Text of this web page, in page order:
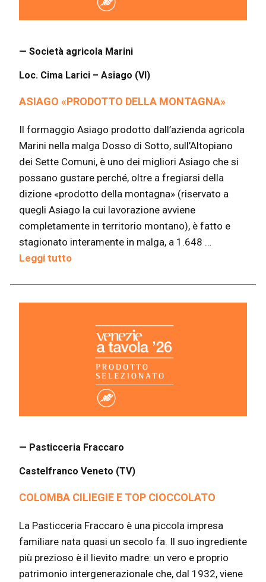
— Società agricola Marini
Loc. Cima Larici – Asiago (VI)
ASIAGO «PRODOTTO DELLA MONTAGNA»
Il formaggio Asiago prodotto dall’azienda agricola
Marini nella malga Dosso di Sotto, sull’Altopiano
dei Sette Comuni, è uno dei migliori Asiago che si
possano gustare perché, oltre a fregiarsi della
dizione «prodotto della montagna» (riservato a
quegli Asiago la cui lavorazione avviene
completamente in territorio montano), è fatto e
stagionato interamente in malga, a 1.648 …
Leggi tutto
— Pasticceria Fraccaro
Castelfranco Veneto (TV)
COLOMBA CILIEGIE E TOP CIOCCOLATO
La Pasticceria Fraccaro è una piccola impresa
familiare nata quasi un secolo fa. Il suo ingrediente
più prezioso è il lievito madre: un vero e proprio
patrimonio intergenerazionale che, dal 1932, viene